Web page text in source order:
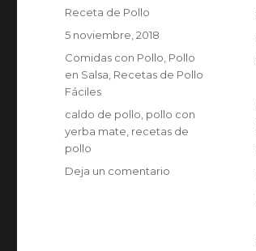
Autor
Receta de Pollo
Publicado
5 noviembre, 2018
Categorías
Comidas con Pollo Pollo
en Salsa Recetas de Pollo
Fáciles
Etiquetas
caldo de pollo pollo con
yerba mate recetas de
pollo
Deja un comentario